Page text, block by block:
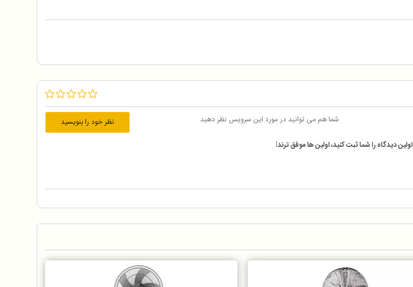
شما هم می توانید در مورد این سرویس نظر دهید
نظر خود را بنویسید
اولین دیدگاه را شما ثبت کنید، اولین ها موفق ترند!